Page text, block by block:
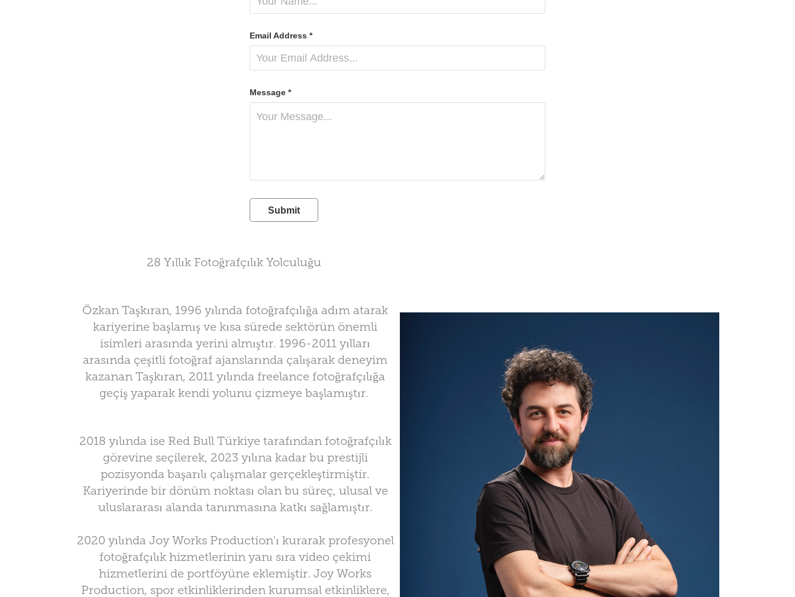
Email Address *
Message *
Submit
28 Yıllık Fotoğrafçılık Yolculuğu
Özkan Taşkıran, 1996 yılında fotoğrafçılığa adım atarak
kariyerine başlamış ve kısa sürede sektörün önemli
isimleri arasında yerini almıştır. 1996-2011 yılları
arasında çeşitli fotoğraf ajanslarında çalışarak deneyim
kazanan Taşkıran, 2011 yılında freelance fotoğrafçılığa
geçiş yaparak kendi yolunu çizmeye başlamıştır.
2018 yılında ise Red Bull Türkiye tarafından fotoğrafçılık
görevine seçilerek, 2023 yılına kadar bu prestijli
pozisyonda başarılı çalışmalar gerçekleştirmiştir.
Kariyerinde bir dönüm noktası olan bu süreç, ulusal ve
uluslararası alanda tanınmasına katkı sağlamıştır.
2020 yılında Joy Works Production'ı kurarak profesyonel
fotoğrafçılık hizmetlerinin yanı sıra video çekimi
hizmetlerini de portföyüne eklemiştir. Joy Works
Production, spor etkinliklerinden kurumsal etkinliklere,